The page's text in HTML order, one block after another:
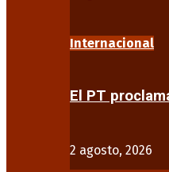
Internacional
El PT
2 agosto, 2026